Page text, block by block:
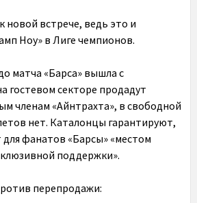
новой встрече, ведь это и
Ноу» в Лиге чемпионов.
матча «Барса» вышла с
гостевом секторе продадут
членам «Айнтрахта», в свободной
нет. Каталонцы гарантируют,
фанатов «Барсы» «местом
поддержки».
перепродажи: